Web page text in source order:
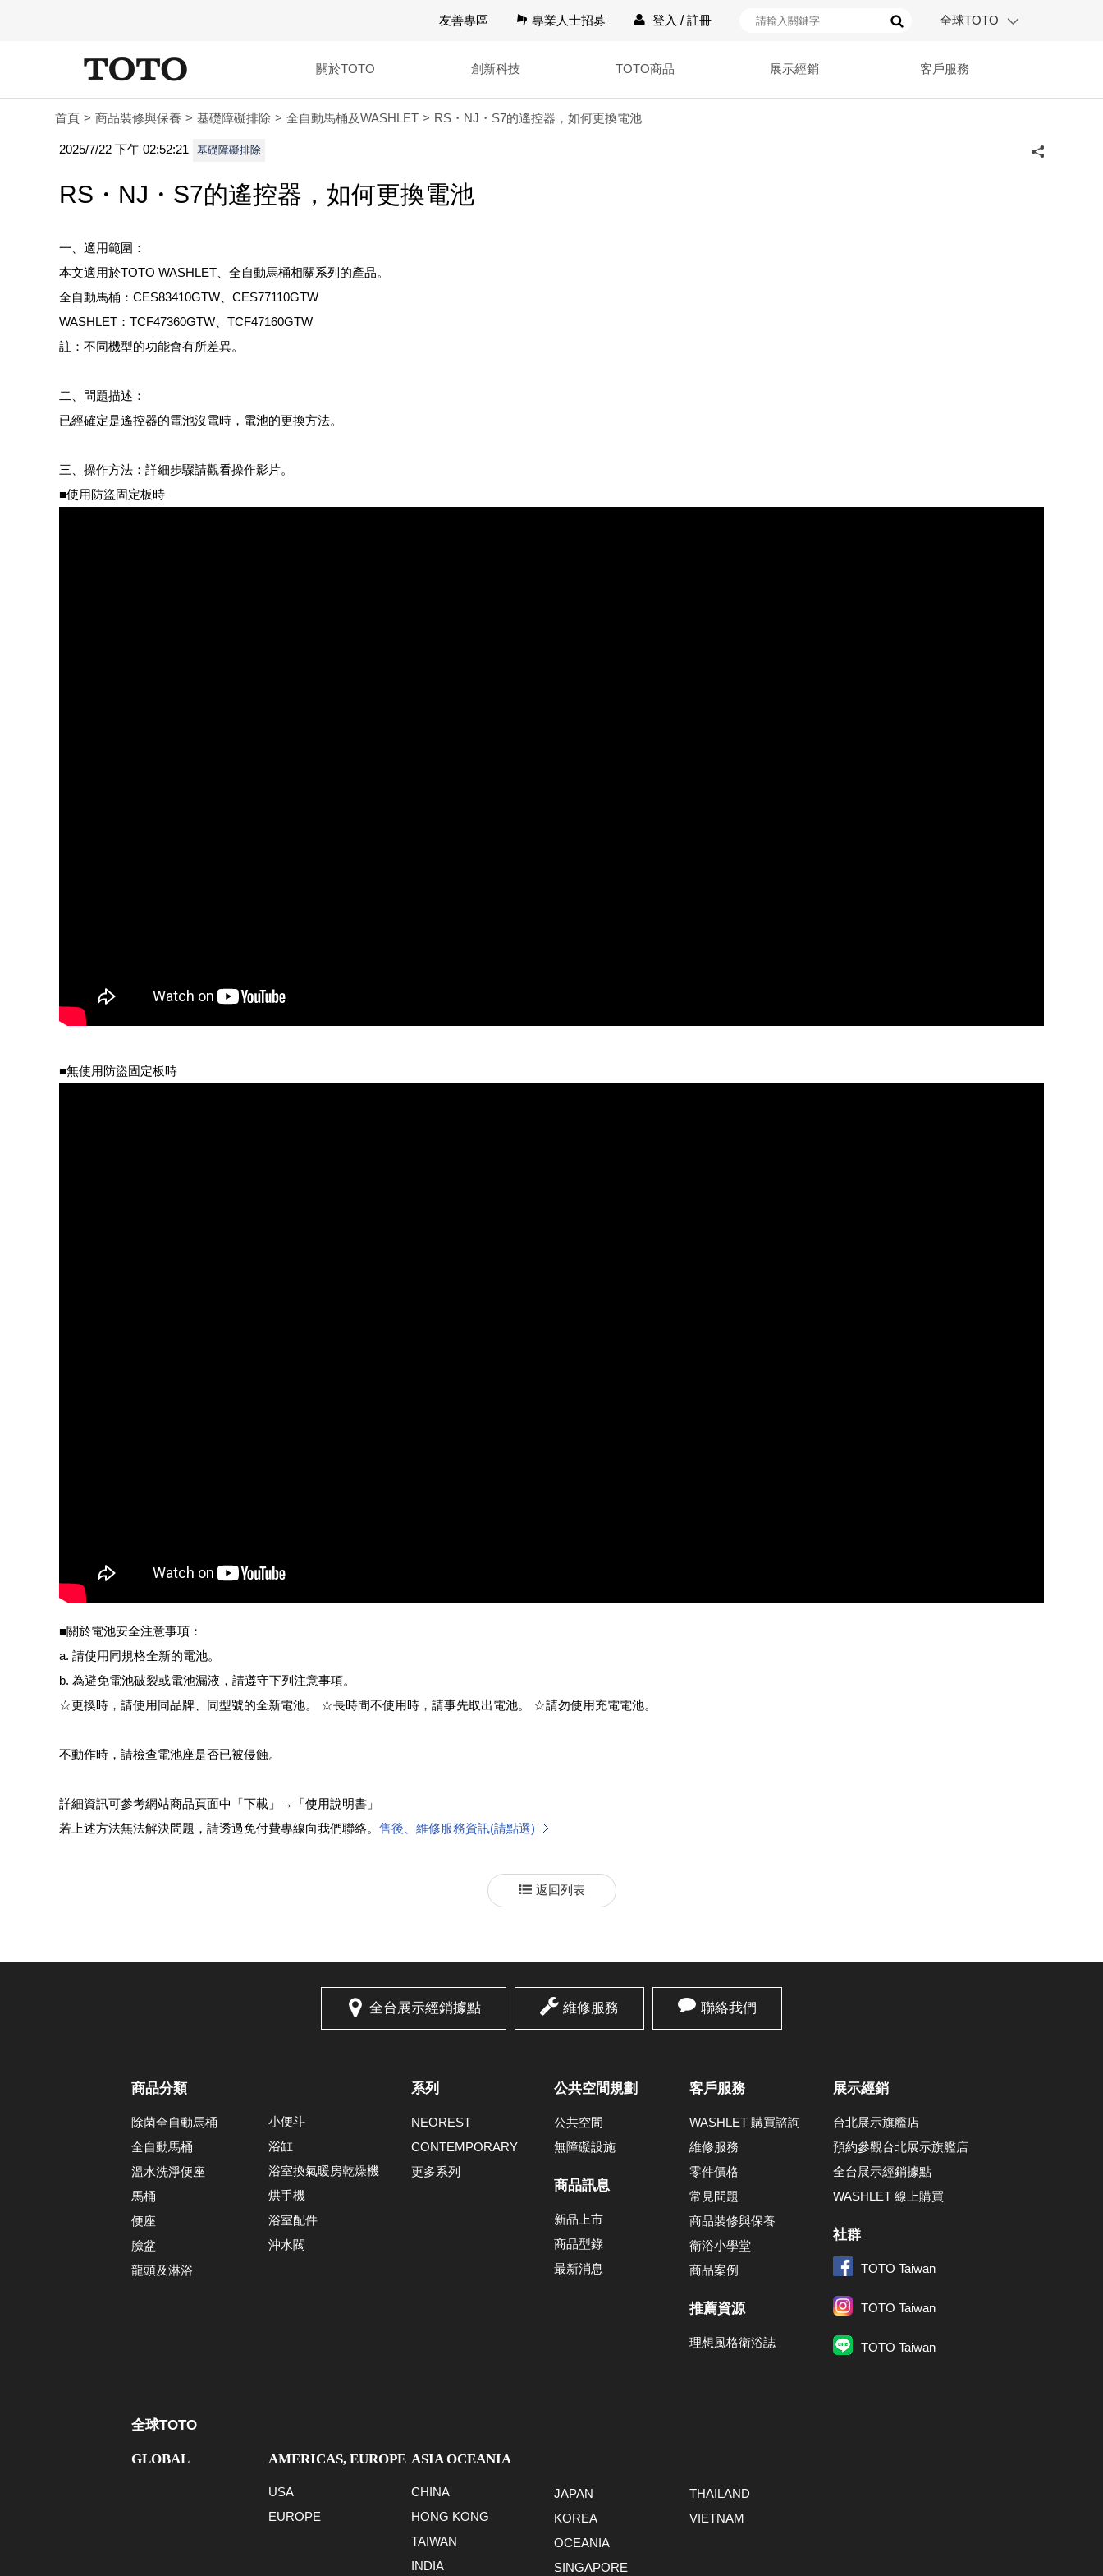
友善專區 專業人士招募 登入 /註冊 全球TOTO
關於TOTO 創新科技 TOTO商品 展示經銷 客戶服務
首頁 商品裝修與保養 基礎障礙排除 全自動馬桶及WASHLET RS・NJ・S7的遙控器，如何更換電池
2025/7/22 下午 02:52:21 基礎障礙排除
RS・NJ・S7的遙控器，如何更換電池
一、適用範圍：
本文適用於TOTO WASHLET、全自動馬桶相關系列的產品。
全自動馬桶：CES83410GTW、CES77110GTW
WASHLET：TCF47360GTW、TCF47160GTW
註：不同機型的功能會有所差異。
二、問題描述：
已經確定是遙控器的電池沒電時，電池的更換方法。
三、操作方法：詳細步驟請觀看操作影片。
■使用防盜固定板時
■無使用防盜固定板時
■關於電池安全注意事項：
a. 請使用同規格全新的電池。
b. 為避免電池破裂或電池漏液，請遵守下列注意事項。
☆更換時，請使用同品牌、同型號的全新電池。 ☆長時間不使用時，請事先取出電池。 ☆請勿使用充電電池。
不動作時，請檢查電池座是否已被侵蝕。
詳細資訊可參考網站商品頁面中「下載」→「使用說明書」
若上述方法無法解決問題，請透過免付費專線向我們聯絡。 售後、維修服務資訊(請點選)
返回列表
全台展示經銷據點 維修服務 聯絡我們
商品分類
除菌全自動馬桶
全自動馬桶
溫水洗淨便座
馬桶
便座
臉盆
龍頭及淋浴
小便斗
浴缸
浴室換氣暖房乾燥機
烘手機
浴室配件
沖水閥
系列
NEOREST
CONTEMPORARY
更多系列
公共空間規劃
公共空間
無障礙設施
商品訊息
新品上市
商品型錄
最新消息
客戶服務
WASHLET 購買諮詢
維修服務
零件價格
常見問題
商品裝修與保養
衛浴小學堂
商品案例
推薦資源
理想風格衛浴誌
展示經銷
台北展示旗艦店
預約參觀台北展示旗艦店
全台展示經銷據點
WASHLET 線上購買
社群
TOTO Taiwan
TOTO Taiwan
TOTO Taiwan
全球TOTO
GLOBAL AMERICAS, EUROPE
USA
EUROPE
ASIA OCEANIA
CHINA
HONG KONG
TAIWAN
INDIA
JAPAN
KOREA
OCEANIA
SINGAPORE
THAILAND
VIETNAM